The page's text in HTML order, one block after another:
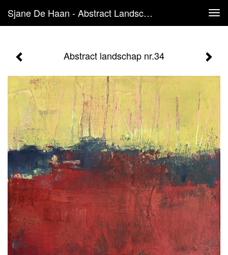
Sjane De Haan - Abstract Landschap Nr.34
Abstract landschap nr.34